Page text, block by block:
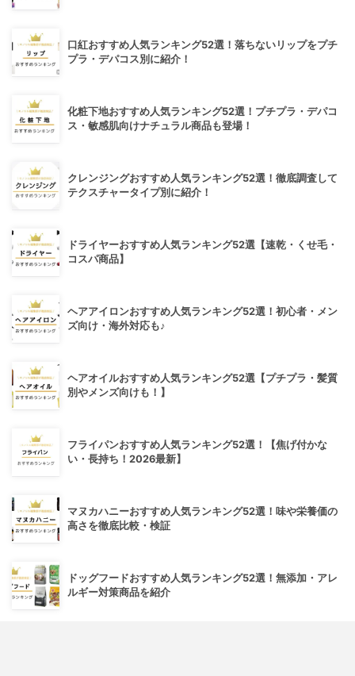
口紅おすすめ人気ランキング52選！落ちないリップをプチ
プラ・デパコス別に紹介！
化粧下地おすすめ人気ランキング52選！プチプラ・デパコ
ス・敏感肌向けナチュラル商品も登場！
クレンジングおすすめ人気ランキング52選！徹底調査して
テクスチャータイプ別に紹介！
ドライヤーおすすめ人気ランキング52選【速乾・くせ毛・
コスパ商品】
ヘアアイロンおすすめ人気ランキング52選！初心者・メン
ズ向け・海外対応も♪
ヘアオイルおすすめ人気ランキング52選【プチプラ・髪質
別やメンズ向けも！】
フライパンおすすめ人気ランキング52選！【焦げ付かな
い・長持ち！2026最新】
マヌカハニーおすすめ人気ランキング52選！味や栄養価の
高さを徹底比較・検証
ドッグフードおすすめ人気ランキング52選！無添加・アレ
ルギー対策商品を紹介